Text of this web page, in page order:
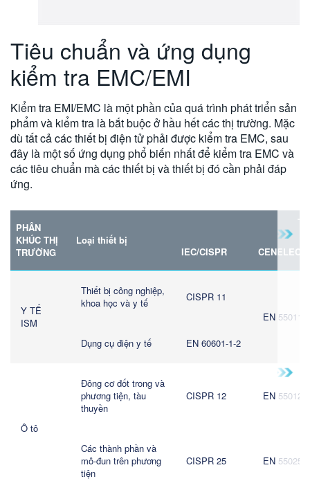
Tiêu chuẩn và ứng dụng
kiểm tra EMC/EMI
Kiểm tra EMI/EMC là một phần của quá trình phát triển sản
phẩm và kiểm tra là bắt buộc ở hầu hết các thị trường. Mặc
dù tất cả các thiết bị điện tử phải được kiểm tra EMC, sau
đây là một số ứng dụng phổ biến nhất để kiểm tra EMC và
các tiêu chuẩn mà các thiết bị và thiết bị đó cần phải đáp
ứng.
PHÂN
KHÚC THỊ
TRƯỜNG
Loại thiết bị
IEC/CISPR CENELEC/
Y TẾ
ISM
Thiết bị công nghiệp,
khoa học và y tế
CISPR 11
EN 55011
Dụng cụ điện y tế
EN 60601-1-2
Ô tô
Đông cơ đốt trong và
phương tiện, tàu
thuyền
CISPR 12 EN 55012
Các thành phần và
mô-đun trên phương
tiện
CISPR 25 EN 55025